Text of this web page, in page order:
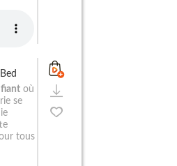
où
se
tous